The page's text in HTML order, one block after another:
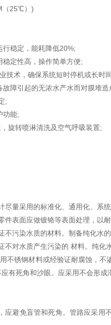
（25℃）)
稳定，能耗降低20%;
定性高，操作简单方便;
技术，确保系统短时停机或长时
障引起的无浓水产水而对膜堆造
;
功能;
旋转喷淋清洗及空气呼吸装置;
量采用的标准化、通用化、系统
表面应做镀铬等表面处理，以
污染水质的材料。制备纯化水
对水质产生污染的 材料。纯化
不锈钢材料或经验证耐腐蚀，
有死角和沙眼。应采用不会形
避免盲管和死角。管路应采